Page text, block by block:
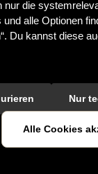
nur die
alle Optionen
Du kannst diese
Nur
Alle Cookies